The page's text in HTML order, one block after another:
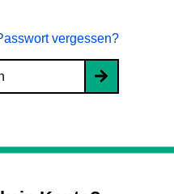
vergessen?